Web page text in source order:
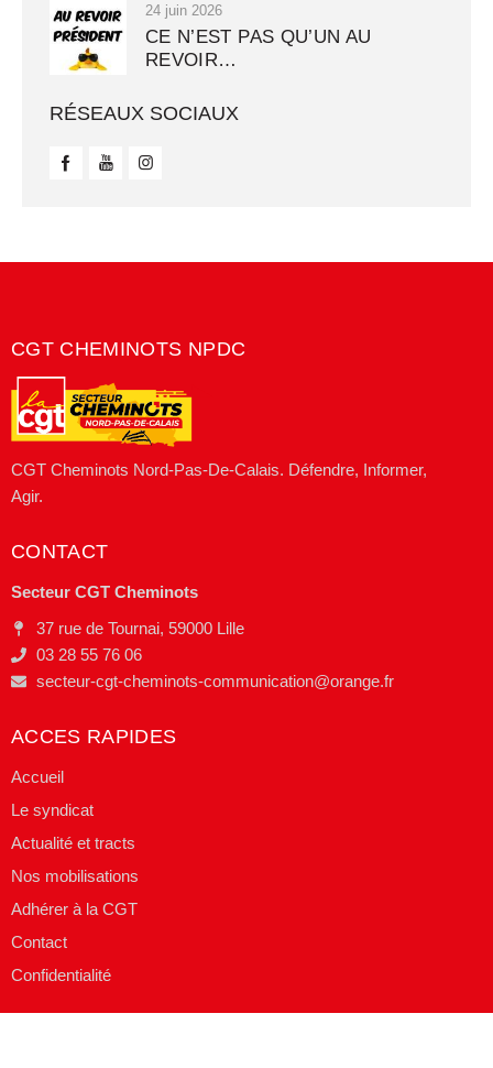
24 juin 2026
CE N’EST PAS QU’UN AU
REVOIR…
RÉSEAUX SOCIAUX
CGT CHEMINOTS NPDC
CGT Cheminots Nord-Pas-De-Calais. Défendre, Informer,
Agir.
CONTACT
Secteur CGT Cheminots
37 rue de Tournai, 59000 Lille
03 28 55 76 06
secteur-cgt-cheminots-communication@orange.fr
ACCES RAPIDES
Accueil
Le syndicat
Actualité et tracts
Nos mobilisations
Adhérer à la CGT
Contact
Confidentialité